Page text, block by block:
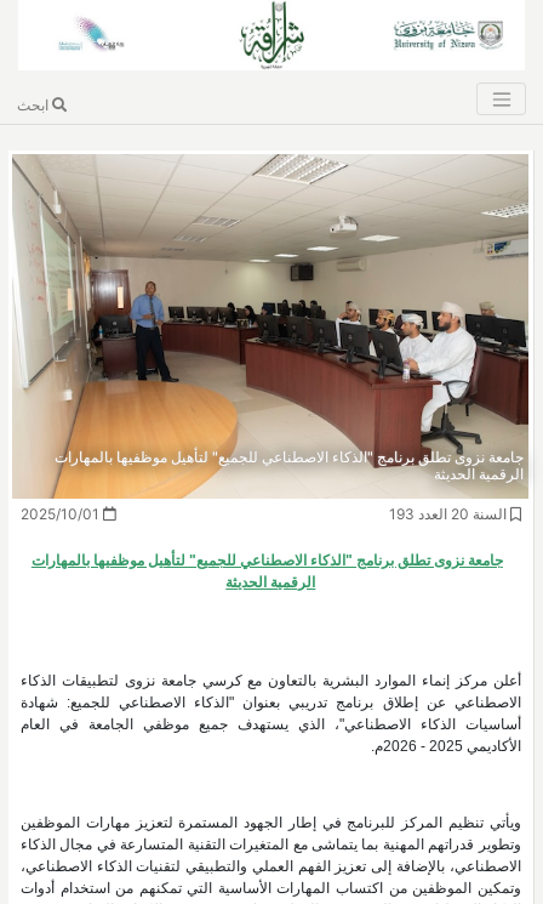
ابحث
جامعة نزوى تطلق برنامج "الذكاء الاصطناعي للجميع" لتأهيل موظفيها بالمهارات
الرقمية الحديثة
السنة 20 العدد 193
جامعة نزوى تطلق برنامج "الذكاء الاصطناعي للجميع" لتأهيل موظفيها بالمهارات
الرقمية الحديثة
أعلن مركز إنماء الموارد البشرية بالتعاون مع كرسي جامعة نزوى لتطبيقات الذكاء
الاصطناعي عن إطلاق برنامج تدريبي بعنوان "الذكاء الاصطناعي للجميع: شهادة
أساسيات الذكاء الاصطناعي"، الذي يستهدف جميع موظفي الجامعة في العام
الأكاديمي 2025 - 2026م.
ويأتي تنظيم المركز للبرنامج في إطار الجهود المستمرة لتعزيز مهارات الموظفين
وتطوير قدراتهم المهنية بما يتماشى مع المتغيرات التقنية المتسارعة في مجال الذكاء
الاصطناعي، بالإضافة إلى تعزيز الفهم العملي والتطبيقي لتقنيات الذكاء الاصطناعي،
وتمكين الموظفين من اكتساب المهارات الأساسية التي تمكنهم من استخدام أدوات